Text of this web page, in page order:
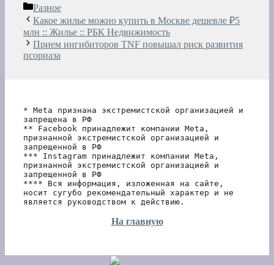
Рубрики
Разное
Какое жилье можно купить в Москве дешевле ₽5
млн :: Жилье :: РБК Недвижимость
Прием ингибиторов TNF повышал риск развития
псориаза
* Meta признана экстремистской организацией и
запрещена в РФ
** Facebook принадлежит компании Meta,
признанной экстремистской организацией и
запрещенной в РФ
*** Instagram принадлежит компании Meta,
признанной экстремистской организацией и
запрещенной в РФ
**** Вся информация, изложенная на сайте,
носит сугубо рекомендательный характер и не
является руководством к действию.
На главную